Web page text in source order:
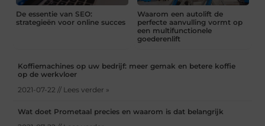
De essentie van SEO:
strategieën voor online succes
Waarom een autolift de
perfecte aanvulling vormt op
een multifunctionele
goederenlift
Koffiemachines op uw bedrijf: meer gemak en betere koffie
op de werkvloer
2021-07-22 // Lees verder »
Wat doet Prometaal precies en waarom is dat belangrijk